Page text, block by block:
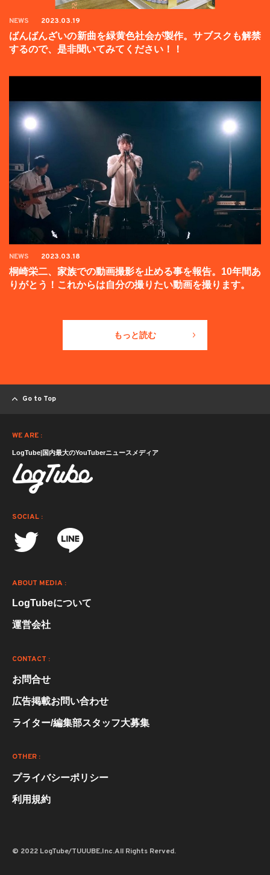
NEWS 2023.03.19
ばんばんざいの新曲を緑黄色社会が製作。サブスクも解禁
するので、是非聞いてみてください！！
NEWS 2023.03.18
桐崎栄二、家族での動画撮影を止める事を報告。10年間あ
りがとう！これからは自分の撮りたい動画を撮ります。
もっと読む
Go to Top
WE ARE :
LogTube|国内最大のYouTuberニュースメディア
SOCIAL :
ABOUT MEDIA :
LogTubeについて
運営会社
CONTACT :
お問合せ
広告掲載お問い合わせ
ライター/編集部スタッフ大募集
OTHER :
プライバシーポリシー
利用規約
© 2022 LogTube/TUUUBE,Inc.All Rights Rerved.